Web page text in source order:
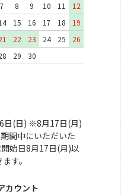
7 8 9 10 11
12
15 16 17 18
19
22 23 24 25
26
29 30
日(日) ※8月17日(月)
間中にいただいた
始日8月17日(月)以
す。
カウント